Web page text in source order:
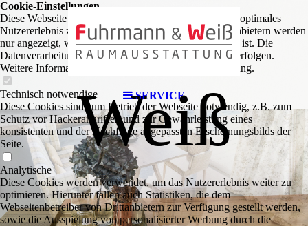
SERVICE
n &
Weiß
Cookie-Einstellungen
Diese Webseite verwendet Cookies, um Besuchern ein optimales
Nutzererlebnis zu bieten. Bestimmte Inhalte von Drittanbietern werden
nur angezeigt, wenn die entsprechende Option aktiviert ist. Die
Datenverarbeitung kann dann auch in einem Drittland erfolgen.
Weitere Informationen hierzu in der Datenschutzerklärung.
Technisch notwendige
Diese Cookies sind zum Betrieb der Webseite notwendig, z.B. zum
Schutz vor Hackerangriffen und zur Gewährleistung eines
konsistenten und der Nachfrage angepassten Erscheinungsbilds der
Seite.
Analytische
Diese Cookies werden verwendet, um das Nutzererlebnis weiter zu
optimieren. Hierunter fallen auch Statistiken, die dem
Webseitenbetreiber von Drittanbietern zur Verfügung gestellt werden,
sowie die Ausspielung von personalisierter Werbung durch die